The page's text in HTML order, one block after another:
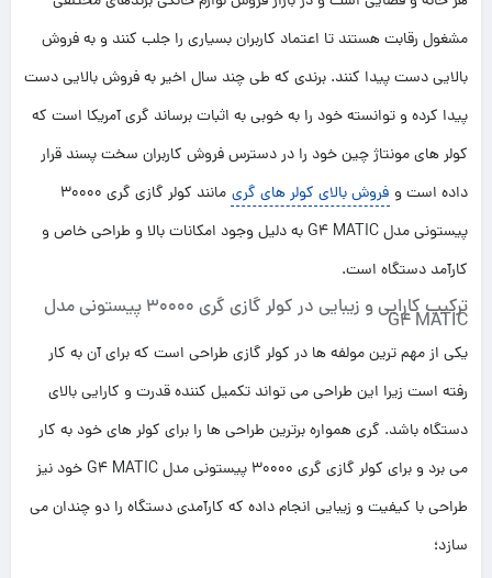
مشغول رقابت هستند تا اعتماد کاربران بسیاری را جلب کنند و به فروش
بالایی دست پیدا کنند. برندی که طی چند سال اخیر به فروش بالایی دست
پیدا کرده و توانسته خود را به خوبی به اثبات برساند گری آمریکا است که
کولر های مونتاژ چین خود را در دسترس فروش کاربران سخت پسند قرار
داده است و فروش بالای کولر های گری
مانند کولر گازی گری 30000
پیستونی مدل G4 MATIC به دلیل وجود امکانات بالا و طراحی خاص و
کارآمد دستگاه است.
ترکیب کارایی و زیبایی در کولر گازی گری 30000 پیستونی مدل
G4 MATIC
یکی از مهم ترین مولفه ها در کولر گازی طراحی است که برای آن به کار
رفته است زیرا این طراحی می تواند تکمیل کننده قدرت و کارایی بالای
دستگاه باشد. گری همواره برترین طراحی ها را برای کولر های خود به کار
می برد و برای کولر گازی گری 30000 پیستونی مدل G4 MATIC خود نیز
طراحی با کیفیت و زیبایی انجام داده که کارآمدی دستگاه را دو چندان می
سازد؛